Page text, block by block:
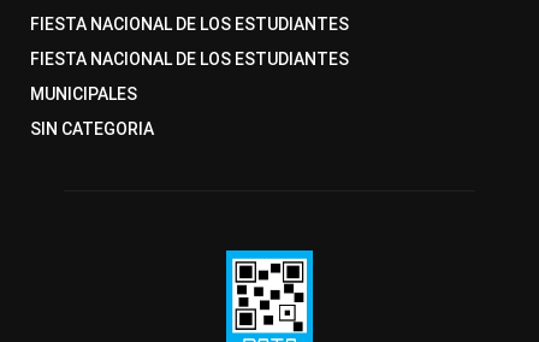
FIESTA NACIONAL DE LOS ESTUDIANTES
FIESTA NACIONAL DE LOS ESTUDIANTES
MUNICIPALES
SIN CATEGORIA